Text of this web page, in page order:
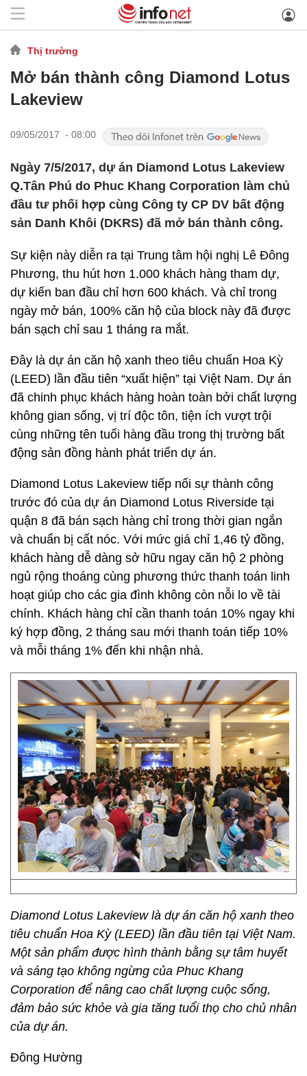
Thị trường
Mở bán thành công Diamond Lotus
Lakeview
09/05/2017 - 08:00
Ngày 7/5/2017, dự án Diamond Lotus Lakeview
Q.Tân Phú do Phuc Khang Corporation làm chủ
đầu tư phối hợp cùng Công ty CP DV bất động
sản Danh Khôi (DKRS) đã mở bán thành công.
Sự kiện này diễn ra tại Trung tâm hội nghị Lê Đông
Phương, thu hút hơn 1.000 khách hàng tham dự,
dự kiến ban đầu chỉ hơn 600 khách. Và chỉ trong
ngày mở bán, 100% căn hộ của block này đã được
bán sạch chỉ sau 1 tháng ra mắt.
Đây là dự án căn hộ xanh theo tiêu chuẩn Hoa Kỳ
(LEED) lần đầu tiên “xuất hiện” tại Việt Nam. Dự án
đã chinh phục khách hàng hoàn toàn bởi chất lượng
không gian sống, vị trí độc tôn, tiện ích vượt trội
cùng những tên tuổi hàng đầu trong thị trường bất
động sản đồng hành phát triển dự án.
Diamond Lotus Lakeview tiếp nối sự thành công
trước đó của dự án Diamond Lotus Riverside tại
quận 8 đã bán sạch hàng chỉ trong thời gian ngắn
và chuẩn bị cất nóc. Với mức giá chỉ 1,46 tỷ đồng,
khách hàng dễ dàng sở hữu ngay căn hộ 2 phòng
ngủ rộng thoáng cùng phương thức thanh toán linh
hoạt giúp cho các gia đình không còn nỗi lo về tài
chính. Khách hàng chỉ cần thanh toán 10% ngay khi
ký hợp đồng, 2 tháng sau mới thanh toán tiếp 10%
và mỗi tháng 1% đến khi nhận nhà.
Diamond Lotus Lakeview là dự án căn hộ xanh theo
tiêu chuẩn Hoa Kỳ (LEED) lần đầu tiên tại Việt Nam.
Một sản phẩm được hình thành bằng sự tâm huyết
và sáng tạo không ngừng của Phuc Khang
Corporation để nâng cao chất lượng cuộc sống,
đảm bảo sức khỏe và gia tăng tuổi thọ cho chủ nhân
của dự án.
Đông Hường